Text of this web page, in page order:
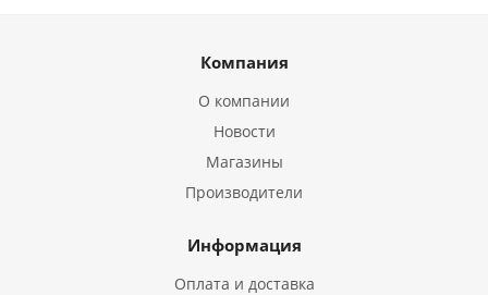
Компания
О компании
Новости
Магазины
Производители
Информация
Оплата и доставка